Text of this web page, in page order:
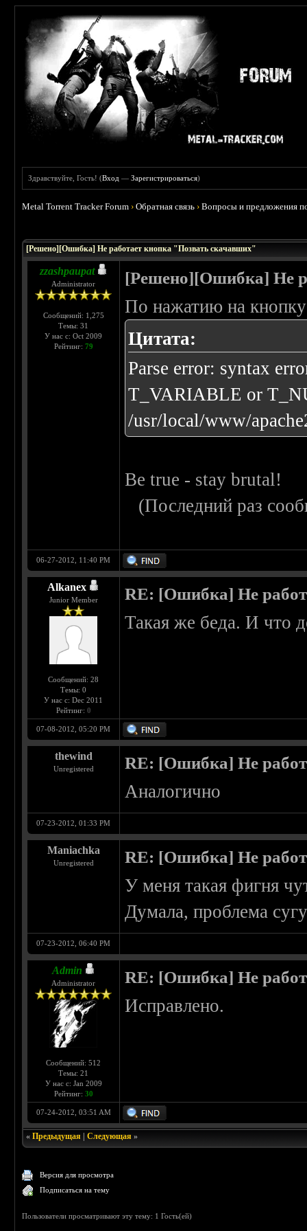
Здравствуйте, Гость! (Вход —Зарегистрироваться)
Metal Torrent Tracker Forum ›Обратная связь ›Вопросы и предложения
[Решено][Ошибка] Не работает кнопка "Позвать скачавших"
zzashpaupat
Administrator
Сообщений: 1,275
Темы: 31
У нас с: Oct 2009
Рейтинг: 79
[Решено][Ошибка] Не
По нажатию на
Цитата:
Parse error: syntax
T_VARIABLE or
/usr/local/www/
Be true - stay brutal!
(Последний раз
06-27-2012, 11:40 PM
Alkanex
Junior Member
Сообщений: 28
Темы: 0
У нас с: Dec 2011
Рейтинг: 0
RE: [Ошибка] Не
Такая же беда. И что
07-08-2012, 05:20 PM
thewind
Unregistered RE: [Ошибка] Не
Аналогично
07-23-2012, 01:33 PM
Maniachka
Unregistered RE: [Ошибка] Не
У меня такая фигня
Думала, проблема
07-23-2012, 06:40 PM
Admin
Administrator
Сообщений: 512
Темы: 21
У нас с: Jan 2009
Рейтинг: 30
RE: [Ошибка] Не
Исправлено.
07-24-2012, 03:51 AM
«Предыдущая |Следующая »
Версия для просмотра
Подписаться на тему
Пользователи просматривают эту тему: 1 Гость(ей)